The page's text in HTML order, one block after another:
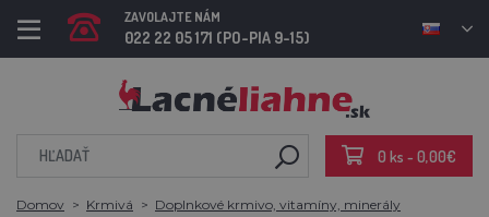
ZAVOLAJTE NÁM
022 22 05 171 (PO-PIA 9-15)
0 ks - 0,00€
Domov Krmivá
Doplnkové krmivo, vitamíny, minerály